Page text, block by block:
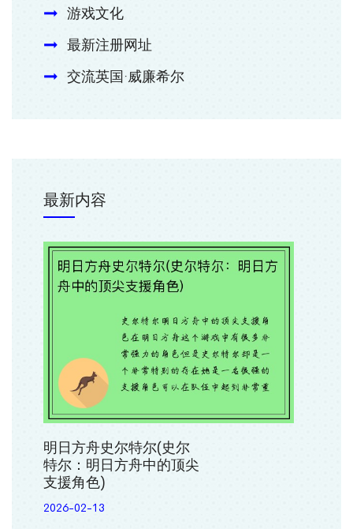
游戏文化
最新注册网址
交流英国·威廉希尔
最新内容
明日方舟史尔特尔(史尔
特尔：明日方舟中的顶尖
支援角色)
2026-02-13